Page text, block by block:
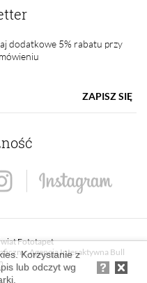
dodatkowe 5% rabatu przy
ZAPISZ SIĘ
Fototapet
Agencja Interaktywna Bull
Korzystanie z
lub odczyt wg